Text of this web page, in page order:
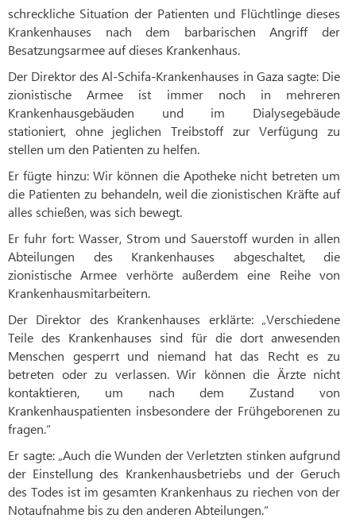
schreckliche Situation der Patienten und Flüchtlinge dieses
Krankenhauses nach dem barbarischen Angriff der
Besatzungsarmee auf dieses Krankenhaus.
Der Direktor des Al-Schifa-Krankenhauses in Gaza sagte: Die
zionistische Armee ist immer noch in mehreren
Krankenhausgebäuden und im Dialysegebäude
stationiert, ohne jeglichen Treibstoff zur Verfügung zu
stellen um den Patienten zu helfen.
Er fügte hinzu: Wir können die Apotheke nicht betreten um
die Patienten zu behandeln, weil die zionistischen Kräfte auf
alles schießen, was sich bewegt.
Er fuhr fort: Wasser, Strom und Sauerstoff wurden in allen
Abteilungen des Krankenhauses abgeschaltet, die
zionistische Armee verhörte außerdem eine Reihe von
Krankenhausmitarbeitern.
Der Direktor des Krankenhauses erklärte: „Verschiedene
Teile des Krankenhauses sind für die dort anwesenden
Menschen gesperrt und niemand hat das Recht es zu
betreten oder zu verlassen. Wir können die Ärzte nicht
kontaktieren, um nach dem Zustand von
Krankenhauspatienten insbesondere der Frühgeborenen zu
fragen.“
Er sagte: „Auch die Wunden der Verletzten stinken aufgrund
der Einstellung des Krankenhausbetriebs und der Geruch
des Todes ist im gesamten Krankenhaus zu riechen von der
Notaufnahme bis zu den anderen Abteilungen.“